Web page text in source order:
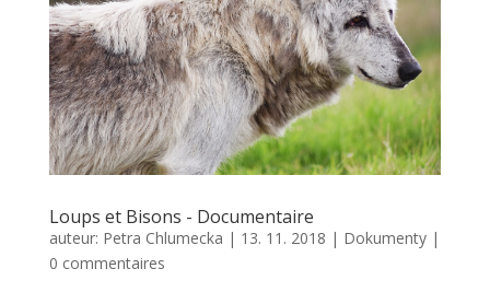
Loups et Bisons - Documentaire
auteur: Petra Chlumecka | 13. 11. 2018 | Dokumenty|
0 commentaires